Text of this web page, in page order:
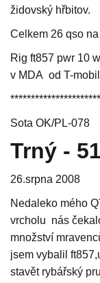
židovský hřbitov.
Celkem 26 qso
Rig ft857 pwr 10
v MDA od T-
Sota OK/PL-078
Trný -
26.srpna 2008
Nedaleko mého
vrcholu nás
množství
jsem vybalil
stavět rybářský